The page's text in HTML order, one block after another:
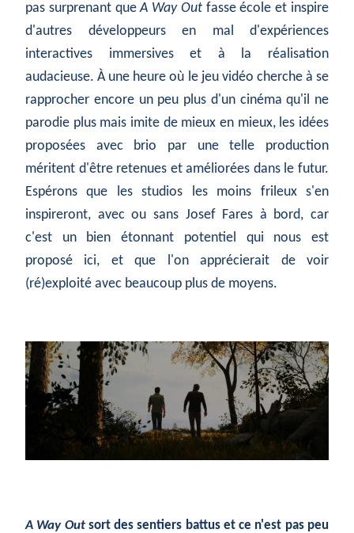
pas surprenant queA Way Out fasse école et inspire
d'autres développeurs en mal d'expériences
interactives immersives et à la réalisation
audacieuse. À une heure où le jeu vidéo cherche à se
rapprocher encore un peu plus d'un cinéma qu'il ne
parodie plus mais imite de mieux en mieux, les idées
proposées avec brio par une telle production
méritent d'être retenues et améliorées dans le futur.
Espérons que les studios les moins frileux s'en
inspireront, avec ou sans Josef Fares à bord, car
c'est un bien étonnant potentiel qui nous est
proposé ici, et que l'on apprécierait de voir
(ré)exploité avec beaucoup plus de moyens.
A Way Outsort des sentiers battus et ce n'est pas peu